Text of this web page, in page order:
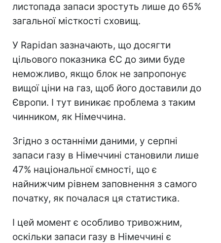
листопада запаси зростуть лише до 65%
загальної місткості сховищ.
У Rapidan зазначають, що досягти
цільового показника ЄС до зими буде
неможливо, якщо блок не запропонує
вищої ціни на газ, щоб його доставили до
Європи. І тут виникає проблема з таким
чинником, як Німеччина.
Згідно з останніми даними, у серпні
запаси газу в Німеччині становили лише
47% національної ємності, що є
найнижчим рівнем заповнення з самого
початку, як почалася ця статистика.
І цей момент є особливо тривожним,
оскільки запаси газу в Німеччині є